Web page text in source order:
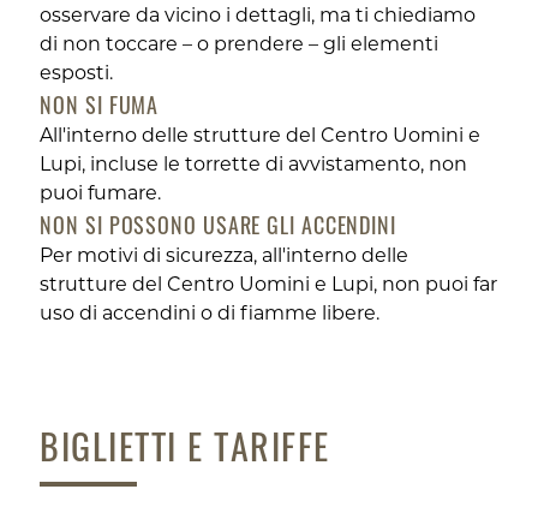
osservare da vicino i dettagli, ma ti chiediamo
di non toccare – o prendere – gli elementi
esposti.
NON SI FUMA
All'interno delle strutture del Centro Uomini e
Lupi, incluse le torrette di avvistamento, non
puoi fumare.
NON SI POSSONO USARE GLI ACCENDINI
Per motivi di sicurezza, all'interno delle
strutture del Centro Uomini e Lupi, non puoi far
uso di accendini o di fiamme libere.
BIGLIETTI E TARIFFE